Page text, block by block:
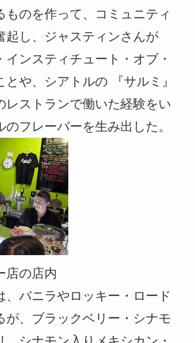
ものを作って、コミュニティ
起し、ジャスティンさんが
ンスティチュート・オブ・
や、シアトルの 『サルミ』
レストランで働いた経験をい
フレーバーを生み出した。
店の店内
、バニラやロッキー・ロード
が、ブラックベリー・シナモ